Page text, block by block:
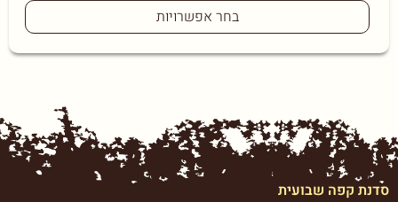
בחר אפשרויות
סדנת קפה שבועית